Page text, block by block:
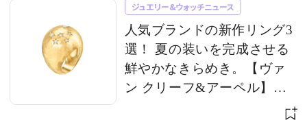
ジュエリー&ウォッチニュース
人気ブランドの新作リング3
選！ 夏の装いを完成させる
鮮やかなきらめき。【ヴァ
ン クリーフ&アーペル】